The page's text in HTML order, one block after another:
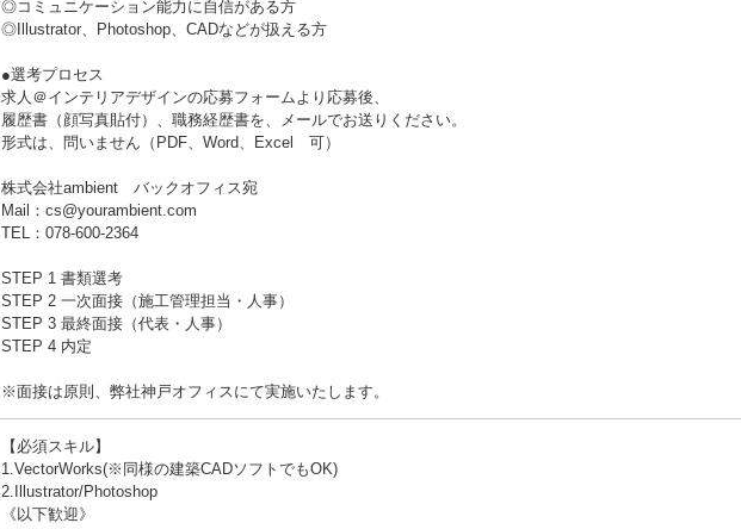
◎コミュニケーション能力に自信がある方
◎Illustrator、Photoshop、CADなどが扱える方
●選考プロセス
求人＠インテリアデザインの応募フォームより応募後、
履歴書（顔写真貼付）、職務経歴書を、メールでお送りください。
形式は、問いません（PDF、Word、Excel 可）
株式会社ambient バックオフィス宛
Mail：cs@yourambient.com
TEL：078-600-2364
STEP 1 書類選考
STEP 2 一次面接（施工管理担当・人事）
STEP 3 最終面接（代表・人事）
STEP 4 内定
※面接は原則、弊社神戸オフィスにて実施いたします。
【必須スキル】
1.VectorWorks(※同様の建築CADソフトでもOK)
2.Illustrator/Photoshop
《以下歓迎》